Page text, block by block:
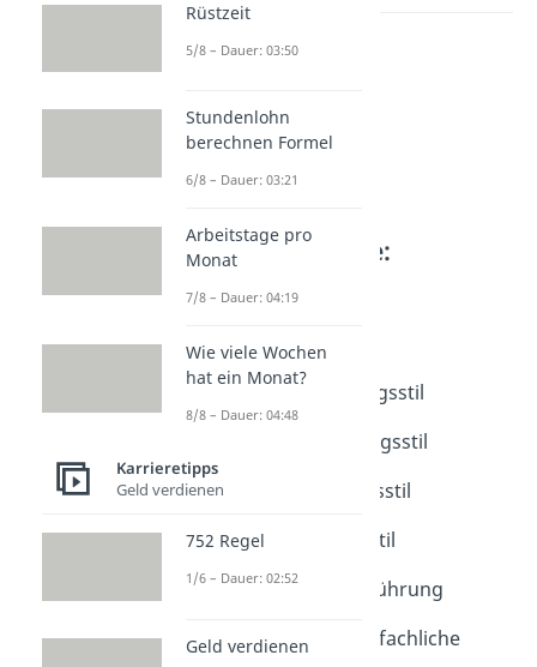
Weitere Inhalte:
Führungsstile
Dauer: 05:48
Laissez-Faire Führungsstil
Dauer: 04:11
Kooperativer Führungsstil
Dauer: 05:20
Autoritärer Führungsstil
Situativer Führungsstil
Transformationale Führung
Disziplinarische und fachliche
Rüstzeit
5/8 – Dauer: 03:50
Stundenlohn
berechnen Formel
6/8 – Dauer: 03:21
Arbeitstage pro
Monat
7/8 – Dauer: 04:19
Wie viele Wochen
hat ein Monat?
8/8 – Dauer: 04:48
Karrieretipps
Geld verdienen
752 Regel
1/6 – Dauer: 02:52
Geld verdienen